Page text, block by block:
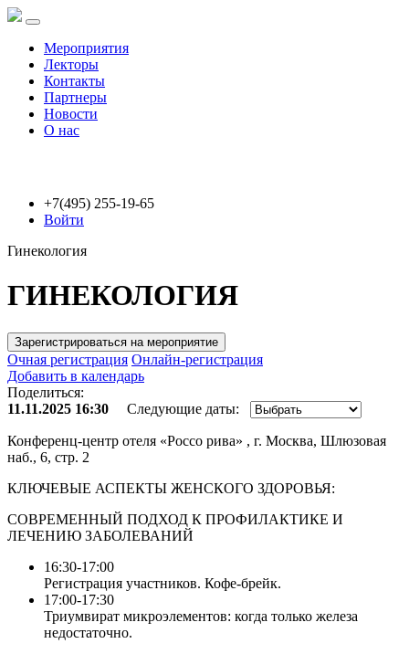
Мероприятия
Лекторы
Контакты
Партнеры
Новости
О нас
+7(495) 255-19-65
Войти
Гинекология
ГИНЕКОЛОГИЯ
Зарегистрироваться на мероприятие
Очная регистрация Онлайн-регистрация
Добавить в календарь
Поделиться:
11.11.2025 16:30
Следующие даты:
Конференц-центр отеля «Россо рива» , г. Москва, Шлюзовая
наб., 6, стр. 2
КЛЮЧЕВЫЕ АСПЕКТЫ ЖЕНСКОГО ЗДОРОВЬЯ:
СОВРЕМЕННЫЙ ПОДХОД К ПРОФИЛАКТИКЕ И
ЛЕЧЕНИЮ ЗАБОЛЕВАНИЙ
16:30-17:00
Регистрация участников. Кофе-брейк.
17:00-17:30
Триумвират микроэлементов: когда только железа
недостаточно.